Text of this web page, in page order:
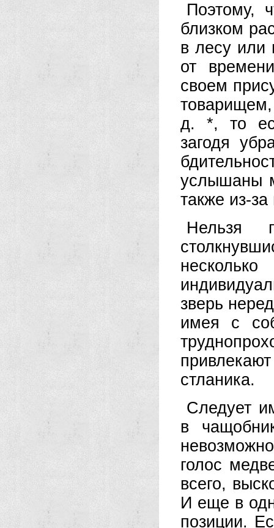
Поэтому,
близком
в лесу или
от
своем
д. *, то
загодя
услышаны
также из-
Нельзя
зверь
имея с
стланика.
Следует
в
голос
всего,
И еще в
позиции.